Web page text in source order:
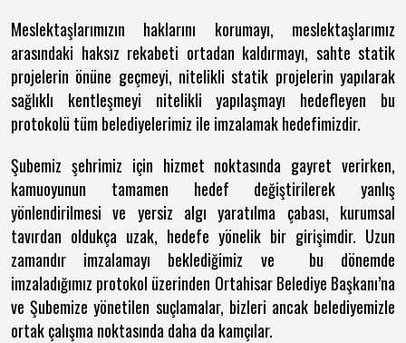
Meslektaşlarımızın haklarını korumayı, meslektaşlarımız
arasındaki haksız rekabeti ortadan kaldırmayı, sahte statik
projelerin önüne geçmeyi, nitelikli statik projelerin yapılarak
sağlıklı kentleşmeyi nitelikli yapılaşmayı hedefleyen bu
protokolü tüm belediyelerimiz ile imzalamak hedefimizdir.
Şubemiz şehrimiz için hizmet noktasında gayret verirken,
kamuoyunun tamamen hedef değiştirilerek yanlış
yönlendirilmesi ve yersiz algı yaratılma çabası, kurumsal
tavırdan oldukça uzak, hedefe yönelik bir girişimdir. Uzun
zamandır imzalamayı beklediğimiz ve bu dönemde
imzaladığımız protokol üzerinden Ortahisar Belediye Başkanı’na
ve Şubemize yönetilen suçlamalar, bizleri ancak belediyemizle
ortak çalışma noktasında daha da kamçılar.